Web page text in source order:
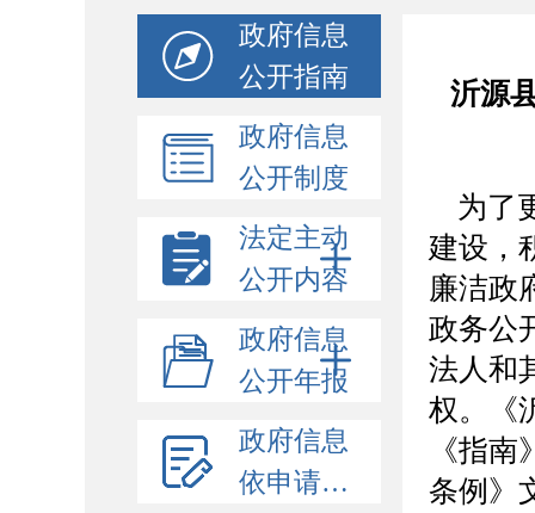
政府信息
公开指南
政府信息
公开制度
法定主动
公开内容
政府信息
公开年报
政府信息
依申请公开
沂源
为了
建设，
廉洁政
政务公
法人和
权。《
《指
条例》